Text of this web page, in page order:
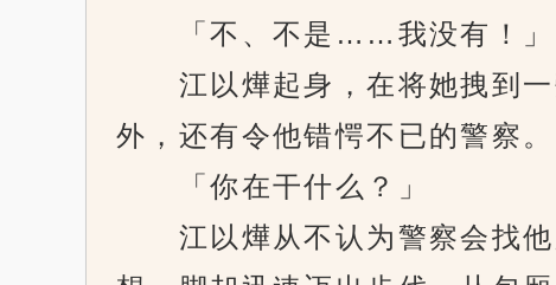
「不、不是……我没有！」
江以燁起身，在将她拽到一
外，还有令他错愕不已的警察。
「你在干什么？」
江以燁从不认为警察会找他